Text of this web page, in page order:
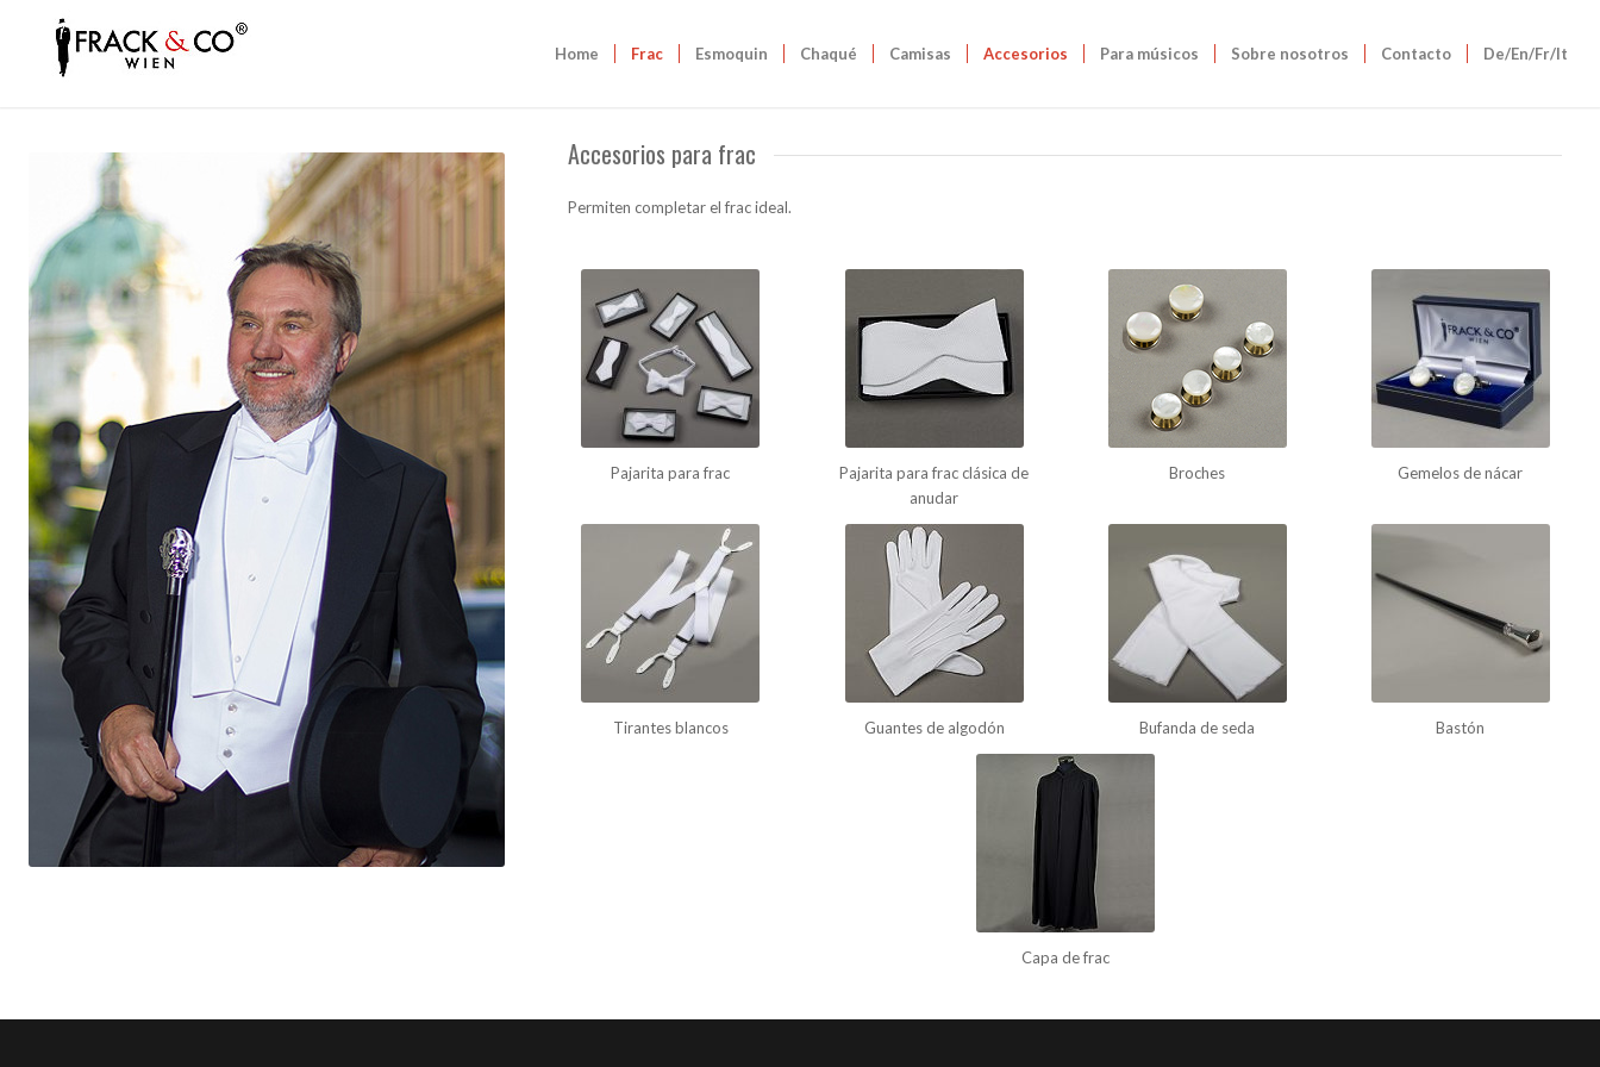
Home Frac Esmoquin Chaqué Camisas Accesorios Para músicos Sobre nosotros Contacto De/En/Fr/It
Accesorios para frac
Permiten completar el frac ideal.
Pajarita para frac
Pajarita para frac clásica de
anudar
Broches Gemelos de nácar
Tirantes blancos Guantes de algodón Bufanda de seda Bastón
Capa de frac